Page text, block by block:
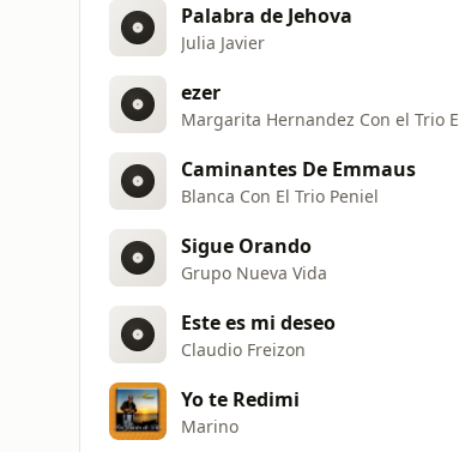
Palabra de Jehova
Julia Javier
ezer
Margarita Hernandez Con el Trio
Caminantes De Emmaus
Blanca Con El Trio Peniel
Sigue Orando
Grupo Nueva Vida
Este es mi deseo
Claudio Freizon
Yo te Redimi
Marino